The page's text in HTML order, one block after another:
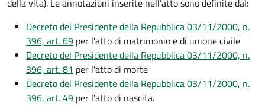
della vita). Le annotazioni inserite nell'atto sono definite dal:
Decreto del Presidente della Repubblica 03/11/2000, n.
396, art. 69 per l'atto di matrimonio e di unione civile
Decreto del Presidente della Repubblica 03/11/2000, n.
396, art. 81 per l'atto di morte
Decreto del Presidente della Repubblica 03/11/2000, n.
396, art. 49 per l'atto di nascita.